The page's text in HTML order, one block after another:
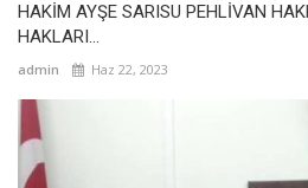
HAKİM AYŞE SARISU PEHLİVAN
HAKLARI...
admin Haz 22, 2023